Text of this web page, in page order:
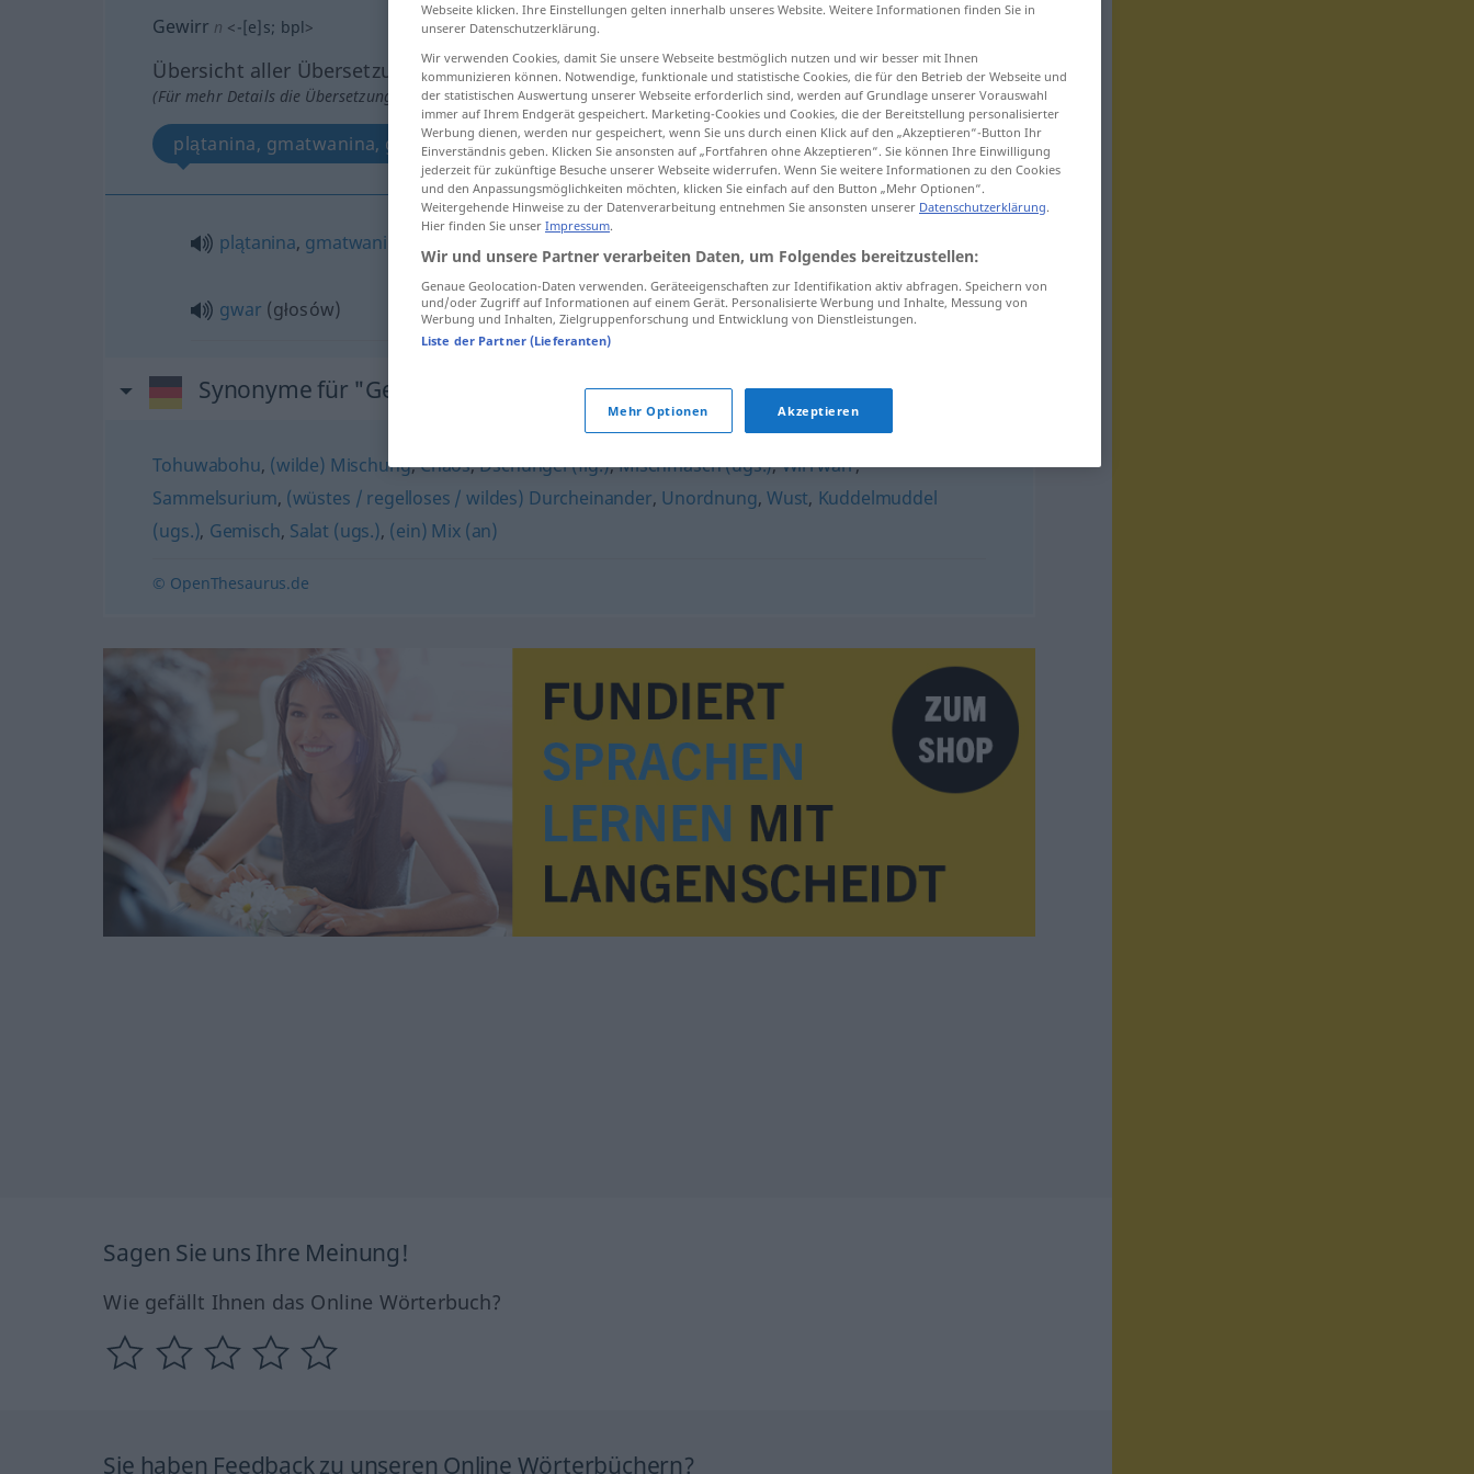
Gewirr n <-[e]s; bpl>
Übersicht aller Übersetzungen
(Für mehr Details die Übersetzung anklicken/antippen)
plątanina, gmatwanina, gwar
plątanina, gmatwanina
gwar (głosów) Gewirrvon Stimmen
Synonyme für "Gewirr"
Tohuwabohu, (wilde) Mischung,Chaos,Dschungel (fig.),Mischmasch (ugs.),Wirrwarr,
Sammelsurium, (wüstes / regelloses / wildes) Durcheinander, Unordnung, Wust, Kuddelmuddel
(ugs.), Gemisch, Salat (ugs.), (ein) Mix (an)
© OpenThesaurus.de
Sagen Sie uns Ihre Meinung!
Wie gefällt Ihnen das Online Wörterbuch?
Sie haben Feedback zu unseren Online Wörterbüchern?
Webseite klicken. Ihre Einstellungen gelten innerhalb unseres Website. Weitere Informationen finden Sie in
unserer Datenschutzerklärung.
Wir verwenden Cookies, damit Sie unsere Webseite bestmöglich nutzen und wir besser mit Ihnen
kommunizieren können. Notwendige, funktionale und statistische Cookies, die für den Betrieb der Webseite und
der statistischen Auswertung unserer Webseite erforderlich sind, werden auf Grundlage unserer Vorauswahl
immer auf Ihrem Endgerät gespeichert. Marketing-Cookies und Cookies, die der Bereitstellung personalisierter
Werbung dienen, werden nur gespeichert, wenn Sie uns durch einen Klick auf den „Akzeptieren“-Button Ihr
Einverständnis geben. Klicken Sie ansonsten auf „Fortfahren ohne Akzeptieren“. Sie können Ihre Einwilligung
jederzeit für zukünftige Besuche unserer Webseite widerrufen. Wenn Sie weitere Informationen zu den Cookies
und den Anpassungsmöglichkeiten möchten, klicken Sie einfach auf den Button „Mehr Optionen“.
Weitergehende Hinweise zu der Datenverarbeitung entnehmen Sie ansonsten unserer Datenschutzerklärung.
Hier finden Sie unser Impressum.
Wir und unsere Partner verarbeiten Daten, um Folgendes bereitzustellen:
Genaue Geolocation-Daten verwenden. Geräteeigenschaften zur Identifikation aktiv abfragen. Speichern von
und/oder Zugriff auf Informationen auf einem Gerät. Personalisierte Werbung und Inhalte, Messung von
Werbung und Inhalten, Zielgruppenforschung und Entwicklung von Dienstleistungen.
Liste der Partner (Lieferanten)
Mehr Optionen Akzeptieren